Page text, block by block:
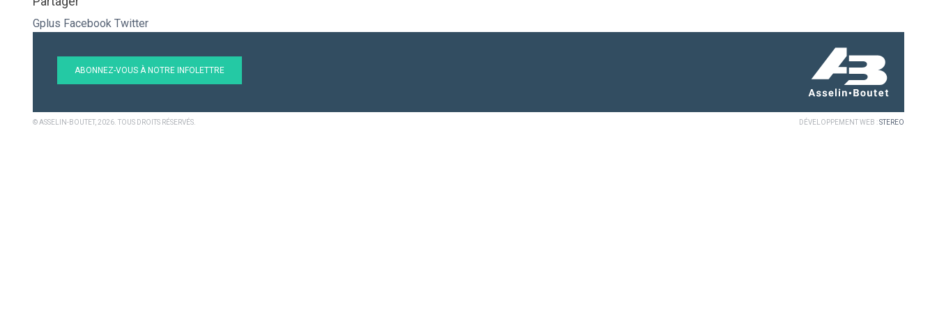
Gplus Facebook Twitter
ABONNEZ-VOUS À NOTRE INFOLETTRE
© ASSELIN-BOUTET, 2026. TOUS DROITS RÉSERVÉS. DÉVELOPPEMENT WEB :STEREO